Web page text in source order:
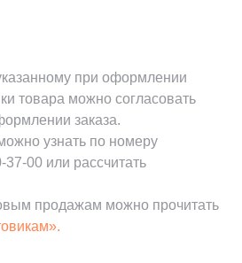
при оформлении
товара можно согласовать
заказа.
узнать по номеру
37-00 или рассчитать
продажам можно прочитать